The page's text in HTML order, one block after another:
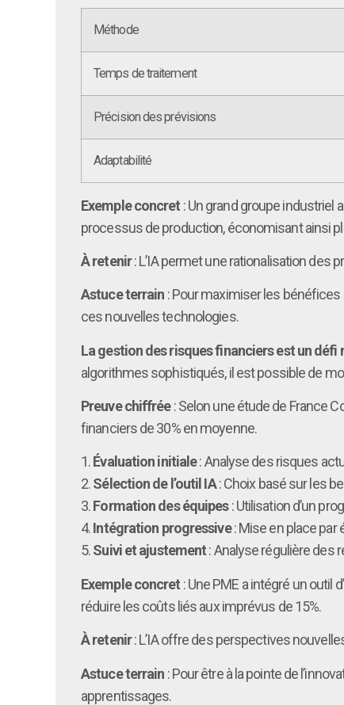
Méthode
Temps de traitement
Précision des prévisions
Adaptabilité
Exemple concret : Un grand groupe industriel
processus de production, économisant ainsi
À retenir: L’IA permet une rationalisation des
Astuce terrain : Pour maximiser les bénéfices
ces nouvelles technologies.
La gestion des risques financiers est un
algorithmes sophistiqués, il est possible de
Preuve chiffrée: Selon une étude de France
financiers de 30% en moyenne.
1.Évaluation initiale: Analyse des risques
2.Sélection de l’outil IA: Choix basé sur les
3.Formation des équipes: Utilisation d’un
4.Intégration progressive: Mise en place par
5.Suivi et ajustement: Analyse régulière
Exemple concret : Une PME a intégré un outil
réduire les coûts liés aux imprévus de 15%.
À retenir: L’IA offre des perspectives
Astuce terrain : Pour être à la pointe de
apprentissages.